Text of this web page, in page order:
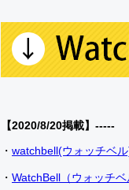
【2020/8/20掲載】-----
・ watchbell(ウォッチベ
・ WatchBell（ウォッチ